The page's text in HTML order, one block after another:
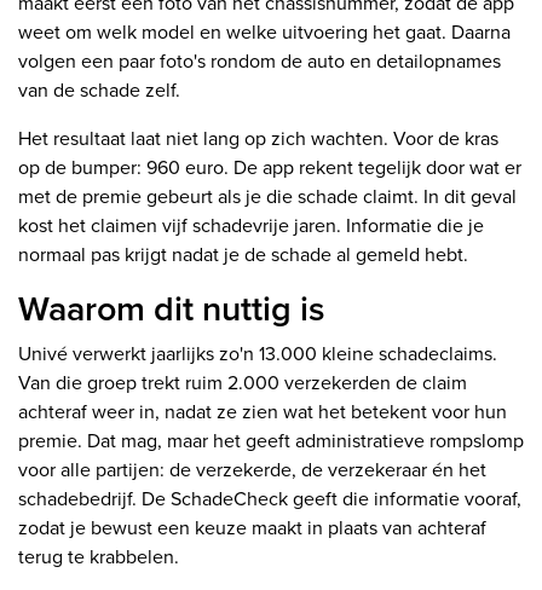
weet om welk model en welke uitvoering het gaat. Daarna
volgen een paar foto's rondom de auto en detailopnames
van de schade zelf.
Het resultaat laat niet lang op zich wachten. Voor de kras
op de bumper: 960 euro. De app rekent tegelijk door wat er
met de premie gebeurt als je die schade claimt. In dit geval
kost het claimen vijf schadevrije jaren. Informatie die je
normaal pas krijgt nadat je de schade al gemeld hebt.
Waarom dit nuttig is
Univé verwerkt jaarlijks zo'n 13.000 kleine schadeclaims.
Van die groep trekt ruim 2.000 verzekerden de claim
achteraf weer in, nadat ze zien wat het betekent voor hun
premie. Dat mag, maar het geeft administratieve rompslomp
voor alle partijen: de verzekerde, de verzekeraar én het
schadebedrijf. De SchadeCheck geeft die informatie vooraf,
zodat je bewust een keuze maakt in plaats van achteraf
terug te krabbelen.